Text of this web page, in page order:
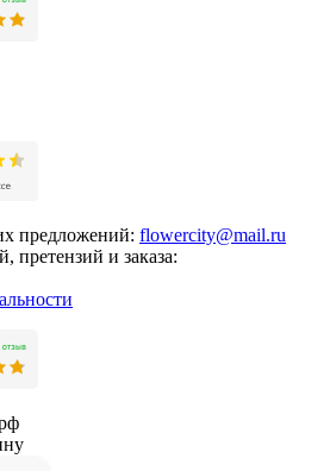
предложений: flowercity@mail.ru
претензий и заказа: